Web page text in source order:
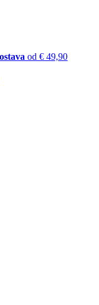
od € 49,90